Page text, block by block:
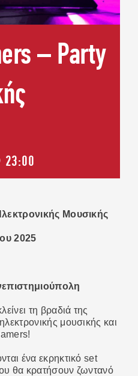
– Party
23:00
Μουσικής
2025
τη βραδιά της
μουσικής και
ένα εκρηκτικό set
θα κρατήσουν ζωντανό